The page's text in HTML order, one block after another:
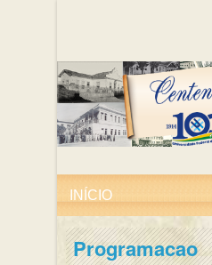
Programacao